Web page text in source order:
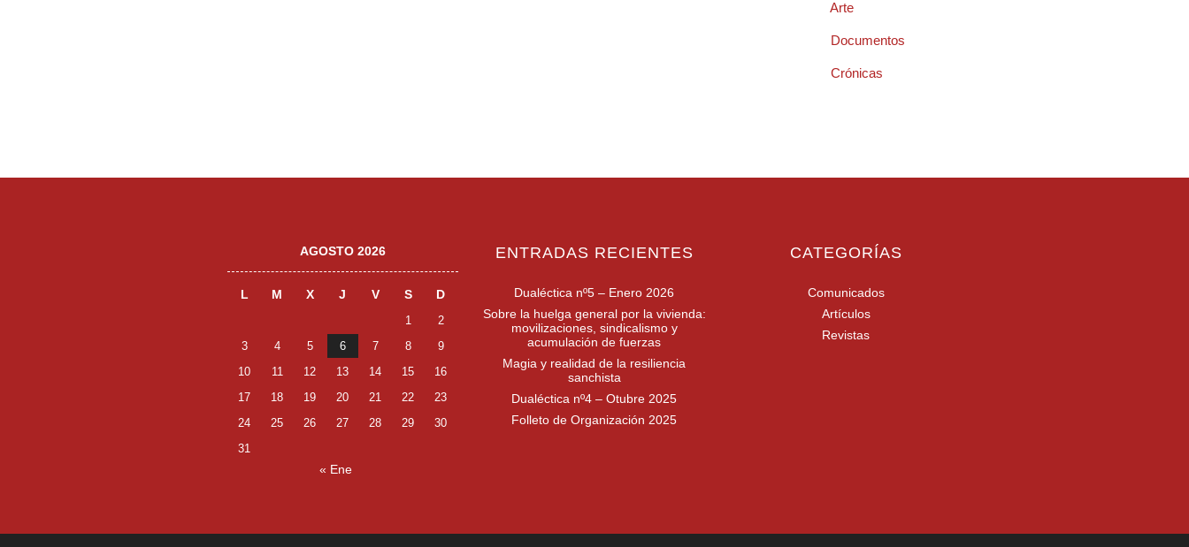
Arte
Documentos
Crónicas
AGOSTO 2026
L M X J V S D
1
2
3
4 5 6 7 8
9
10
11 12 13 14 15
16
17
18 19 20 21 22
23
24
25 26 27 28 29
30
31
« Ene
ENTRADAS RECIENTES
Dualéctica nº5 – Enero 2026
Sobre la huelga general por la vivienda:
movilizaciones, sindicalismo y
acumulación de fuerzas
Magia y realidad de la resiliencia
sanchista
Dualéctica nº4 – Otubre 2025
Folleto de Organización 2025
CATEGORÍAS
Comunicados
Artículos
Revistas